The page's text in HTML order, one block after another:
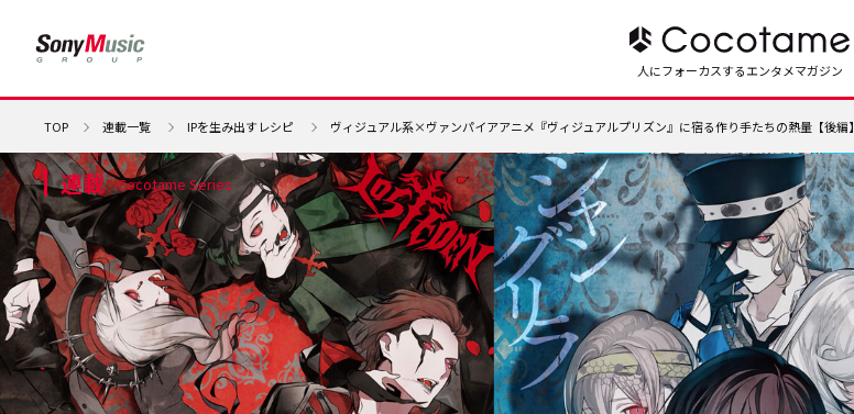
人にフォーカスするエンタメマガジン
TOP 連載一覧 IPを生み出すレシピ ヴィジュアル系×ヴァンパイア――アニメ『ヴィジュアルプリズン』に宿る作り手たちの熱量【後編】
連載 Cocotame Series